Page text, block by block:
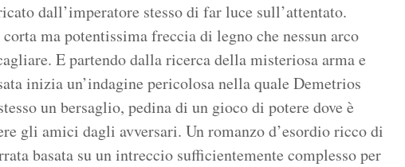
dall’imperatore stesso di far luce sull’attentato.
ma potentissima freccia di legno che nessun arco
E partendo dalla ricerca della misteriosa arma e
inizia un’indagine pericolosa nella quale Demetrios
un bersaglio, pedina di un gioco di potere dove è
gli amici dagli avversari. Un romanzo d’esordio ricco di
basata su un intreccio sufficientemente complesso per